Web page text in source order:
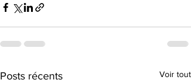
Posts récents Voir tout